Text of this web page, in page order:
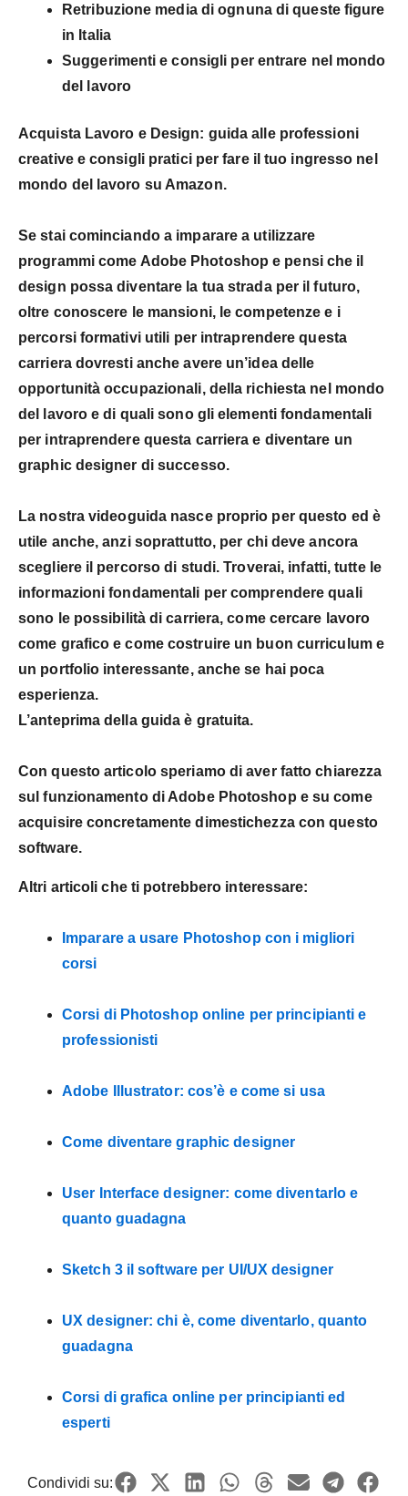
Retribuzione mediadi ognuna di queste figure
in Italia
Suggerimenti e consigli per entrare nel mondo
del lavoro
Acquista Lavoro e Design: guida alle professioni
creative e consigli pratici per fare il tuo ingresso nel
mondo del lavoro su Amazon.
Se stai cominciando a imparare a utilizzare
programmi come Adobe Photoshop e pensi che il
design possa diventare la tua strada per il futuro,
oltre conoscere le mansioni, le competenze e i
percorsi formativi utili per intraprendere questa
carriera dovresti anche avere un’idea delle
opportunità occupazionali, della richiesta nel mondo
del lavoro e di quali sono gli elementi fondamentali
per intraprendere questa carriera e diventare un
graphic designer di successo.
La nostra videoguida nasce proprio per questo ed è
utile anche, anzi soprattutto, per chi deve ancora
scegliere il percorso di studi. Troverai, infatti, tutte le
informazioni fondamentali per comprendere quali
sono le possibilità di carriera, come cercare lavoro
come grafico e come costruire un buon curriculum e
un portfolio interessante, anche se hai poca
esperienza.
L’anteprima della guida è gratuita.
Con questo articolo speriamo di aver fatto chiarezza
sul funzionamento di Adobe Photoshop e su come
acquisire concretamente dimestichezza con questo
software.
Altri articoli che ti potrebbero interessare:
Imparare a usare Photoshop con i migliori
corsi
Corsi di Photoshop online per principianti e
professionisti
Adobe Illustrator: cos’è e come si usa
Come diventare graphic designer
User Interface designer: come diventarlo e
quanto guadagna
Sketch 3 il software per UI/UX designer
UX designer: chi è, come diventarlo, quanto
guadagna
Corsi di grafica online per principianti ed
esperti
Condividi su: